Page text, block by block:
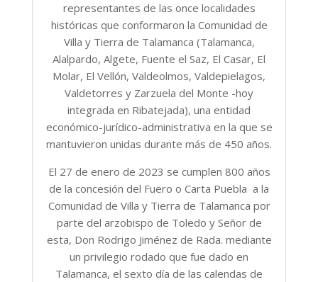
representantes de las once localidades
históricas que conformaron la Comunidad de
Villa y Tierra de Talamanca (Talamanca,
Alalpardo, Algete, Fuente el Saz, El Casar, El
Molar, El Vellón, Valdeolmos, Valdepielagos,
Valdetorres y Zarzuela del Monte -hoy
integrada en Ribatejada), una entidad
económico-jurídico-administrativa en la que se
mantuvieron unidas durante más de 450 años.
El 27 de enero de 2023 se cumplen 800 años
de la concesión del Fuero o Carta Puebla a la
Comunidad de Villa y Tierra de Talamanca por
parte del arzobispo de Toledo y Señor de
esta, Don Rodrigo Jiménez de Rada. mediante
un privilegio rodado que fue dado en
Talamanca, el sexto día de las calendas de